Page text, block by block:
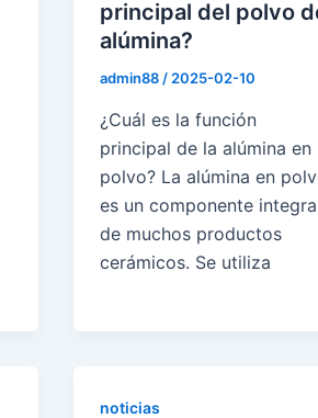
principal del polvo
alúmina?
admin88 / 2025-02-10
¿Cuál es la función
principal de la alúmina en
polvo? La alúmina en
es un componente
de muchos productos
cerámicos. Se utiliza
noticias